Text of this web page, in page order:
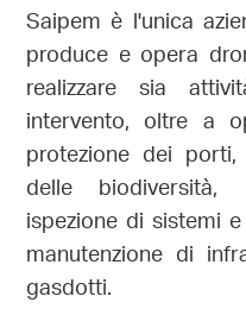
Saipem è l'unica
produce e opera
realizzare sia
intervento, oltre a
protezione dei
delle
ispezione di sistemi
manutenzione di
gasdotti.